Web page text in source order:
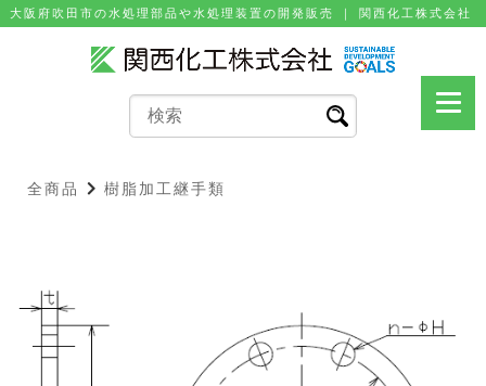
⼤阪府吹⽥市の⽔処理部品や⽔処理装置の開発販売 ｜ 関⻄化⼯株式会社
全商品 樹脂加工継手類